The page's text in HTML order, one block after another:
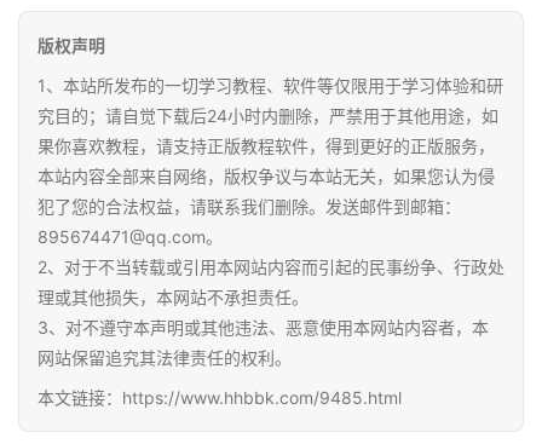
初
中
资
料
小
学
资
料
自
媒
登录
版权声明
1、本站所发布的一切学习教程、软件等仅限用于学习体验和研
究目的；请自觉下载后24小时内删除，严禁用于其他用途，如
果你喜欢教程，请支持正版教程软件，得到更好的正版服务，
本站内容全部来自网络，版权争议与本站无关，如果您认为侵
犯了您的合法权益，请联系我们删除。发送邮件到邮箱：
895674471@qq.com。
2、对于不当转载或引用本网站内容而引起的民事纷争、行政处
理或其他损失，本网站不承担责任。
3、对不遵守本声明或其他违法、恶意使用本网站内容者，本
网站保留追究其法律责任的权利。
本文链接：https://www.hhbbk.com/9485.html